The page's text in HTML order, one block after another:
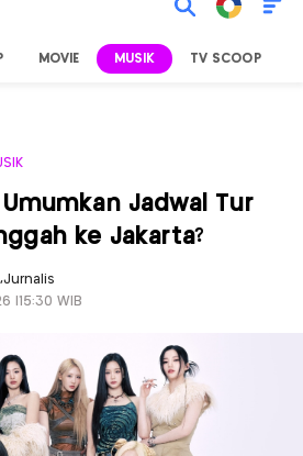
MOVIE MUSIK TV SCOOP
Umumkan Jadwal Tur
ke Jakarta?
,Jurnalis
|15:30 WIB